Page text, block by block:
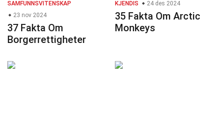
SAMFUNNSVITENSKAP
23 nov 2024
37 Fakta Om
Borgerrettigheter
KJENDIS 24 des 2024
35 Fakta Om Arctic
Monkeys